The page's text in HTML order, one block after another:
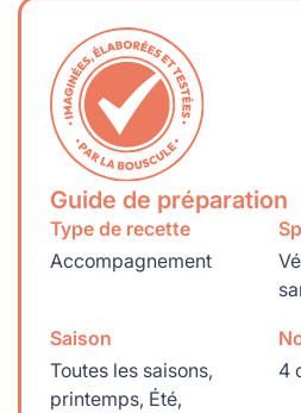
Guide de préparation
Type de recette
Accompagnement
Saison
Toutes les saisons,
printemps, Été,
4